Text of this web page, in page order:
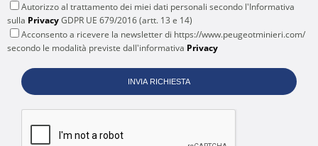
Autorizzo al trattamento dei miei dati personali secondo l'Informativa
sulla PrivacyGDPR UE 679/2016 (artt. 13 e 14)
Acconsento a ricevere la newsletter di https://www.peugeotminieri.com/
secondo le modalità previste dall'informativa Privacy